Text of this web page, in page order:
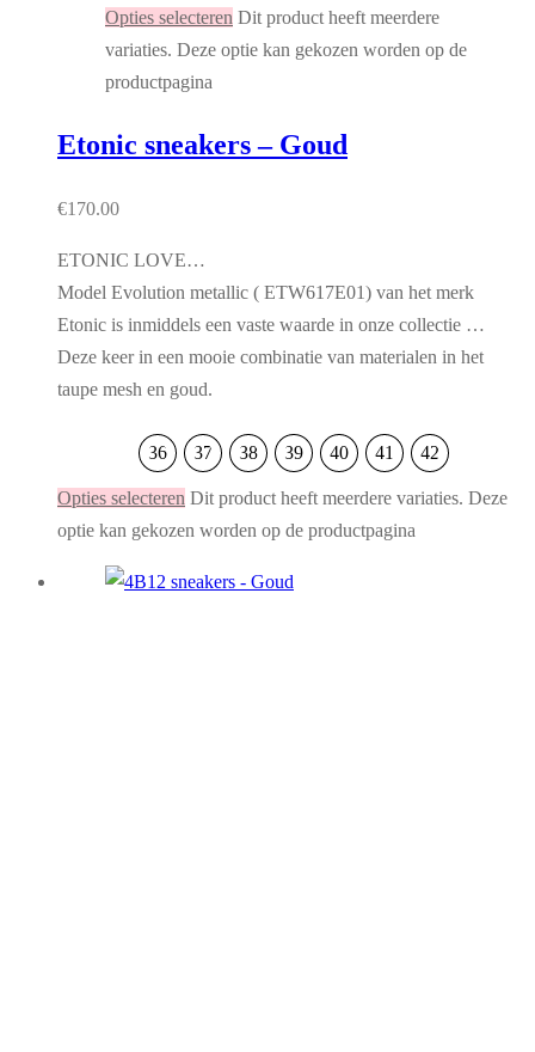
Opties selecteren Dit product heeft meerdere
variaties. Deze optie kan gekozen worden op de
productpagina
Etonic sneakers – Goud
€170.00
ETONIC LOVE…
Model Evolution metallic ( ETW617E01) van het merk
Etonic is inmiddels een vaste waarde in onze collectie …
Deze keer in een mooie combinatie van materialen in het
taupe mesh en goud.
36 37 38 39 40 41 42
Opties selecteren Dit product heeft meerdere variaties. Deze
optie kan gekozen worden op de productpagina